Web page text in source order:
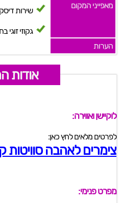
מאפייני המקום
שירות
גקוזי זוגי
הערות
אודות
לוקיישן ואווירה:
לפרטים מלאים לחץ כאן:
צימרים לאהבה סוויטות
מפרט פנימי: